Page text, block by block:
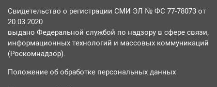
Свидетельство о регистрации СМИ ЭЛ № ФС 77-78073 от
20.03.2020
выдано Федеральной службой по надзору в сфере связи,
информационных технологий и массовых коммуникаций
(Роскомнадзор).
Положение об обработке персональных данных